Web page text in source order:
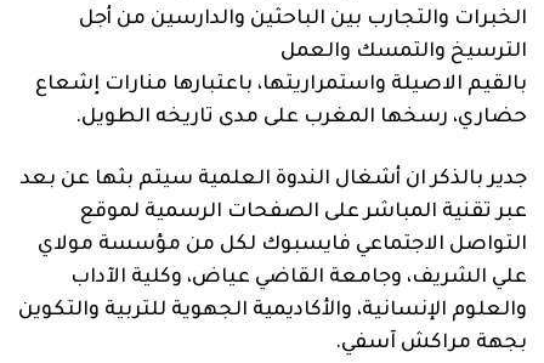
الخبرات والتجارب بين الباحثين والدارسين من أجل
الترسيخ والتمسك والعمل
بالقيم الاصيلة واستمراريتها، باعتبارها منارات إشعاع
حضاري، رسخها المغرب على مدى تاريخه الطويل.
جدير بالذكر ان أشغال الندوة العلمية سيتم بثها عن بعد
عبر تقنية المباشر على الصفحات الرسمية لموقع
التواصل الاجتماعي فايسبوك لكل من مؤسسة مولاي
علي الشريف، وجامعة القاضي عياض، وكلية الآداب
والعلوم الإنسانية، والأكاديمية الجهوية للتربية والتكوين
بجهة مراكش آسفي.